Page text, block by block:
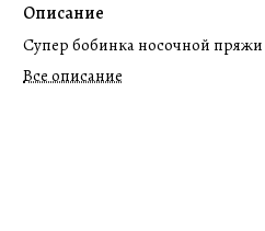
Описание
Супер бобинка носочной
Все описание